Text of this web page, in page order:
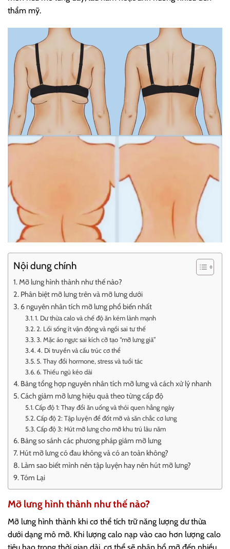
thẩm mỹ.
Nội dung chính
Mỡ lưng hình thành như thế nào?
Phân biệt mỡ lưng trên và mỡ lưng dưới
6 nguyên nhân tích mỡ lưng phổ biến nhất
1. Dư thừa calo và chế độ ăn kém lành mạnh
2. Lối sống ít vận động và ngồi sai tư thế
3. Mặc áo ngực sai kích cỡ tạo “mỡ lưng giả”
4. Di truyền và cấu trúc cơ thể
5. Thay đổi hormone, stress và tuổi tác
6. Thiếu ngủ kéo dài
Bảng tổng hợp nguyên nhân tích mỡ lưng và cách xử lý nhanh
Cách giảm mỡ lưng hiệu quả theo từng cấp độ
Cấp độ 1: Thay đổi ăn uống và thói quen hằng ngày
Cấp độ 2: Tập luyện để đốt mỡ và săn chắc cơ lưng
Cấp độ 3: Hút mỡ lưng cho mỡ khu trú lâu năm
Bảng so sánh các phương pháp giảm mỡ lưng
Hút mỡ lưng có đau không và có an toàn không?
Làm sao biết mình nên tập luyện hay nên hút mỡ lưng?
Tóm Lại
Mỡ lưng hình thành như thế nào?
Mỡ lưng hình thành khi cơ thể tích trữ năng lượng dư thừa
dưới dạng mô mỡ. Khi lượng calo nạp vào cao hơn lượng calo